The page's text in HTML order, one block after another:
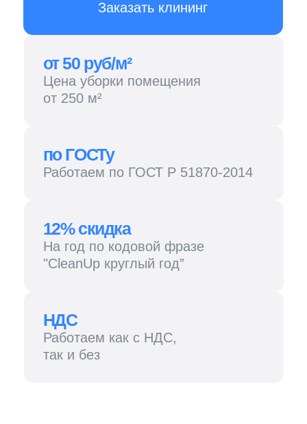
Работаем по ГОСТ Р 51870-2014
На год по кодовой фразе
"CleanUp круглый год”
Присутствие посторонних
во время производственных
процессов может нарушать
привычный ритм работы
помехой — наш персонал достаточно
квалифицирован, чтобы не мешать вашим
сотрудникам во время работы